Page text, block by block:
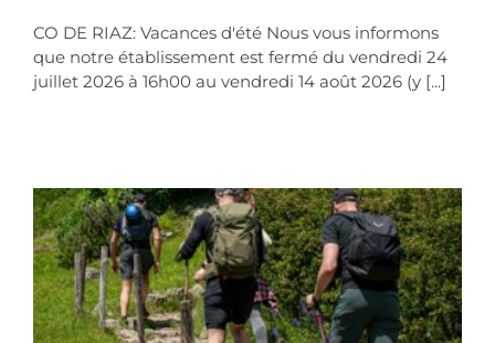
CO DE RIAZ: Vacances d'été Nous vous informons
que notre établissement est fermé du vendredi 24
juillet 2026 à 16h00 au vendredi 14 août 2026 (y [...]